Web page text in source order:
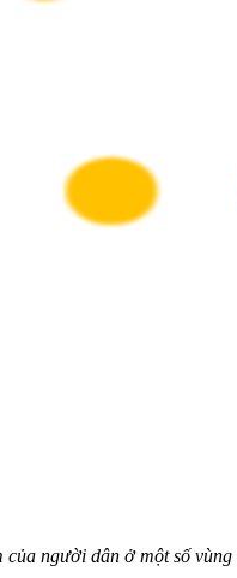
của người dân ở một số